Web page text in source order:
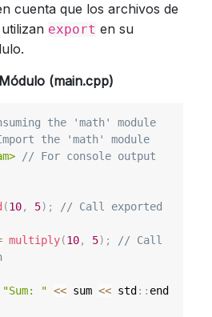
cuenta que los archivos de
export en su
(main.cpp)
the 'math' module
the 'math' module
// For console output
(10, 5) ;
// Call exported
multiply(10, 5) ;
// Call
"Sum: " << sum << std :: end